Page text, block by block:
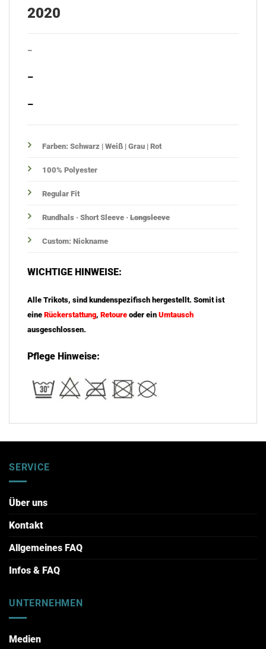
2020
–
–
–
Farben: Schwarz | Weiß | Grau | Rot
100% Polyester
Regular Fit
Rundhals · Short Sleeve · Longsleeve
Custom: Nickname
WICHTIGE HINWEISE:
Alle Trikots, sind kundenspezifisch hergestellt. Somit ist
eine Rückerstattung, Retoure oder ein Umtausch
ausgeschlossen.
Pflege Hinweise:
SERVICE
Über uns
Kontakt
Allgemeines FAQ
Infos & FAQ
UNTERNEHMEN
Medien